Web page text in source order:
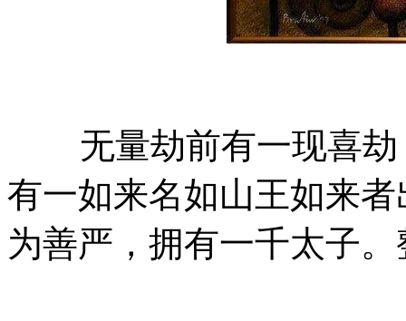
无量劫前有一现喜劫
有一如来名如山王如来
为善严，拥有一千太子